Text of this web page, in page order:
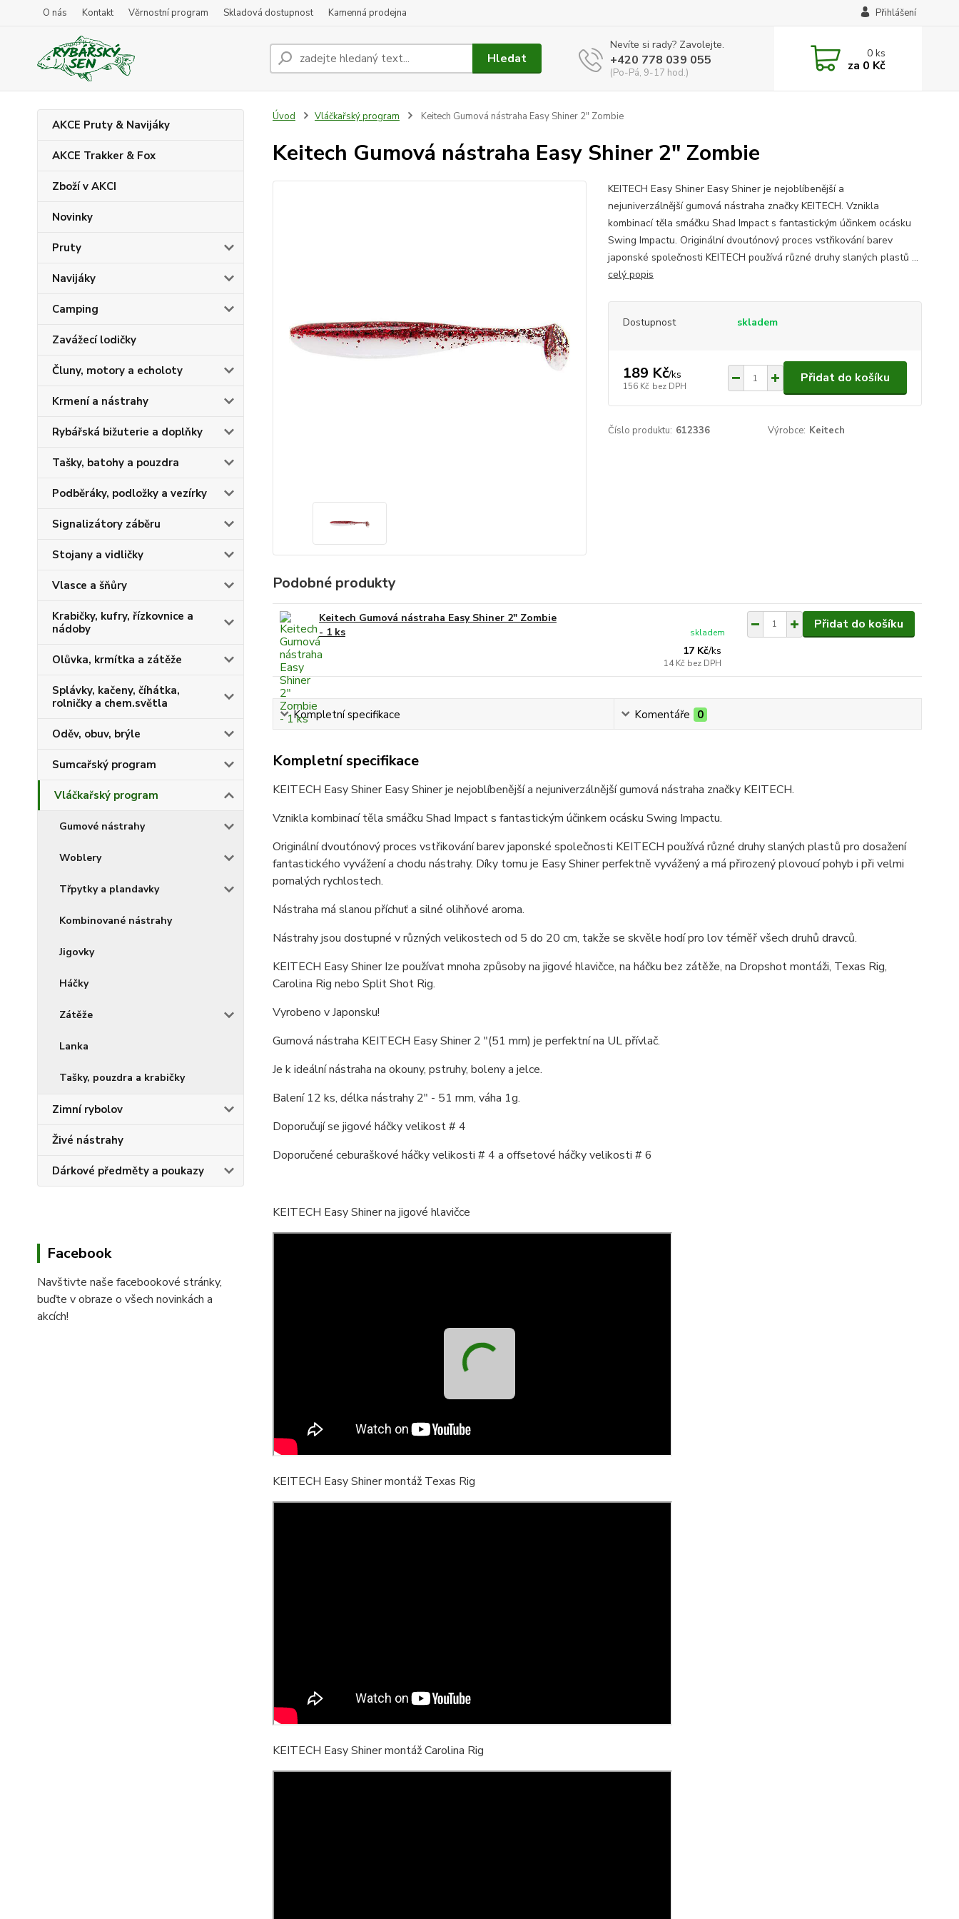
O nás Kontakt Věrnostní program Skladová dostupnost Kamenná prodejna Přihlášení
Hledat
Nevíte si rady? Zavolejte.
+420 778 039 055
(Po-Pá, 9-17 hod.)
0ks
za 0 Kč
AKCE Pruty & Navijáky
AKCE Trakker & Fox
Zboží v AKCI
Novinky
Pruty
Navijáky
Camping
Zavážecí lodičky
Čluny, motory a echoloty
Krmení a nástrahy
Rybářská bižuterie a doplňky
Tašky, batohy a pouzdra
Podběráky, podložky a vezírky
Signalizátory záběru
Stojany a vidličky
Vlasce a šňůry
Krabičky, kufry, řízkovnice a
nádoby
Olůvka, krmítka a zátěže
Splávky, kačeny, číhátka,
rolničky a chem.světla
Oděv, obuv, brýle
Sumcařský program
Vláčkařský program
Gumové nástrahy
Woblery
Třpytky a plandavky
Kombinované nástrahy
Jigovky
Háčky
Zátěže
Lanka
Tašky, pouzdra a krabičky
Zimní rybolov
Živé nástrahy
Dárkové předměty a poukazy
Facebook
Navštivte naše facebookové stránky,
buďte v obraze o všech novinkách a
akcích!
Úvod Vláčkařský program Keitech Gumová nástraha Easy Shiner 2" Zombie
Keitech Gumová nástraha Easy Shiner 2" Zombie
KEITECH Easy Shiner Easy Shiner je nejoblíbenější a
nejuniverzálnější gumová nástraha značky KEITECH. Vznikla
kombinací těla smáčku Shad Impact s fantastickým účinkem ocásku
Swing Impactu. Originální dvoutónový proces vstřikování barev
japonské společnosti KEITECH používá různé druhy slaných plastů ...
celý popis
Dostupnost skladem
189 Kč/ks
156 Kč bez DPH
Přidat do košíku
Číslo produktu: 612336 Výrobce: Keitech
Podobné produkty
Keitech Gumová nástraha Easy Shiner 2" Zombie
- 1 ks
17 Kč/ks
14 Kč bez DPH
skladem
Přidat do košíku
Kompletní specifikace Komentáře 0
Kompletní specifikace
KEITECH Easy Shiner Easy Shiner je nejoblíbenější a nejuniverzálnější gumová nástraha značky KEITECH.
Vznikla kombinací těla smáčku Shad Impact s fantastickým účinkem ocásku Swing Impactu.
Originální dvoutónový proces vstřikování barev japonské společnosti KEITECH používá různé druhy slaných plastů pro dosažení
fantastického vyvážení a chodu nástrahy. Díky tomu je Easy Shiner perfektně vyvážený a má přirozený plovoucí pohyb i při velmi
pomalých rychlostech.
Nástraha má slanou příchuť a silné olihňové aroma.
Nástrahy jsou dostupné v různých velikostech od 5 do 20 cm, takže se skvěle hodí pro lov téměř všech druhů dravců.
KEITECH Easy Shiner Ize používat mnoha způsoby na jigové hlavičce, na háčku bez zátěže, na Dropshot montáži, Texas Rig,
Carolina Rig nebo Split Shot Rig.
Vyrobeno v Japonsku!
Gumová nástraha KEITECH Easy Shiner 2 "(51 mm) je perfektní na UL přívlač.
Je k ideální nástraha na okouny, pstruhy, boleny a jelce.
Balení 12 ks, délka nástrahy 2" - 51 mm, váha 1g.
Doporučují se jigové háčky velikost # 4
Doporučené ceburaškové háčky velikosti # 4 a offsetové háčky velikosti # 6
KEITECH Easy Shiner na jigové hlavičce
KEITECH Easy Shiner montáž Texas Rig
KEITECH Easy Shiner montáž Carolina Rig